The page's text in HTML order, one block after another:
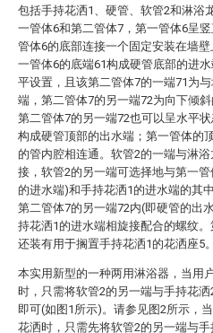
包括手持花洒1、硬管、软管2和淋浴
一管体6和第二管体7，第一管体6呈
管体6的底部连接一个固定安装在墙
一管体6的底端61构成硬管底部的进
平设置，且该第二管体7的一端71为
端，第二管体7的另一端72为向下倾
第二管体7的另一端72也可以呈水平
构成硬管顶部的出水端；第一管体的
的管内腔相连通。软管2的一端与淋
接，软管2的另一端可选择地与第一
的进水端)和手持花洒1的进水端的其
第二管体7的另一端72内(即硬管的出
持花洒1的进水端相旋接配合的螺纹
还装有用于搁置手持花洒1的花洒座5。
本实用新型的一种两用淋浴器，当用
时，只需将软管2的另一端与手持花
即可(如图1所示)。请参见图2所示，
花洒时，只需先将软管2的另一端与